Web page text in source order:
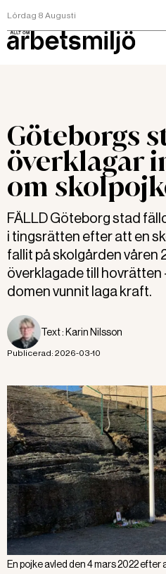
Lördag 8 Augusti
Göteborgs
överklagar
om
FÄLLD Göteborg stad
i tingsrätten efter att en
fallit på skolgården våren
överklagade till hovrätten
domen vunnit laga kraft.
Text : Karin Nilsson
Publicerad: 2026-03-10
En pojke avled den 4 mars 2022